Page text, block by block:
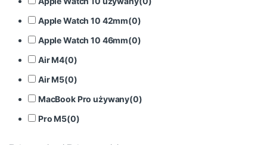
Apple Watch 10 42mm(0)
Apple Watch 10 46mm(0)
Air M4(0)
Air M5(0)
MacBook Pro używany(0)
Pro M5(0)